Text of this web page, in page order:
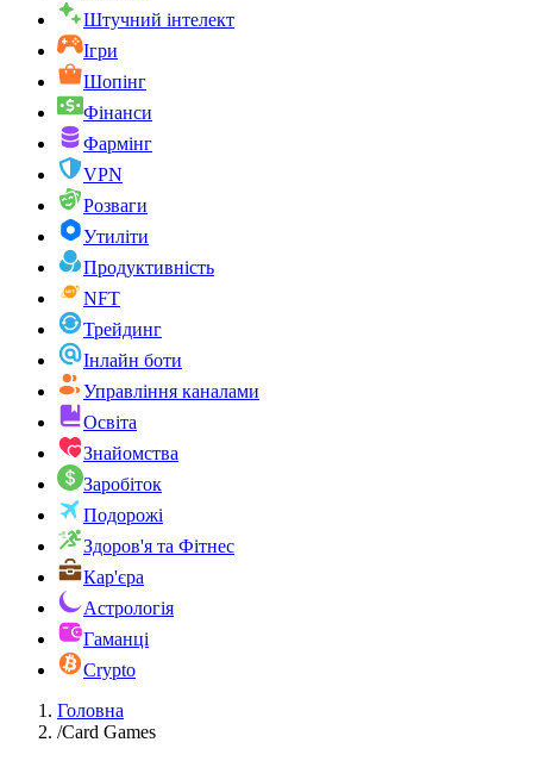
Штучний інтелект
Ігри
Шопінг
Фінанси
Фармінг
VPN
Розваги
Утиліти
Продуктивність
NFT
Трейдинг
Інлайн боти
Управління каналами
Освіта
Знайомства
Заробіток
Подорожі
Здоров'я та Фітнес
Кар'єра
Астрологія
Гаманці
Crypto
Головна
/Card Games